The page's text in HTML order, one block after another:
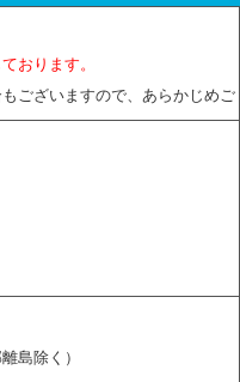
おります。
ございますので、あらかじめご
離島除く）